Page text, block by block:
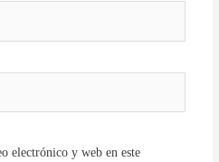
electrónico y web en este